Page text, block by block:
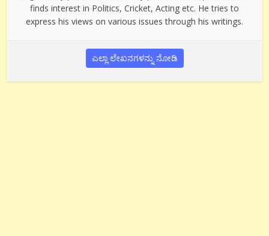
finds interest in Politics, Cricket, Acting etc. He tries to
express his views on various issues through his writings.
ಎಲ್ಲಾ ಲೇಖನಗಳನ್ನು ನೋಡಿ